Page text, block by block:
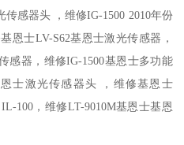
传感器头 ，维修IG-1500 2010年份
恩士LV-S62基恩士激光传感器，
感器，维修IG-1500基恩士多功能
士激光传感器头 ，维修基恩士
100，维修LT-9010M基恩士基恩